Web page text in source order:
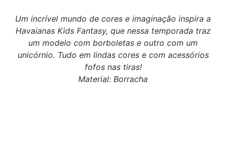
Um incrível mundo de cores e imaginação inspira a
Havaianas Kids Fantasy, que nessa temporada traz
um modelo com borboletas e outro com um
unicórnio. Tudo em lindas cores e com acessórios
fofos nas tiras!
Material: Borracha